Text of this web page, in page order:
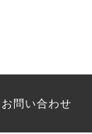
お問い合わせ